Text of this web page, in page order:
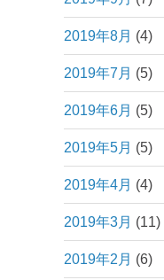
2019年8月 (4)
2019年7月 (5)
2019年6月 (5)
2019年5月 (5)
2019年4月 (4)
2019年3月 (11)
2019年2月 (6)